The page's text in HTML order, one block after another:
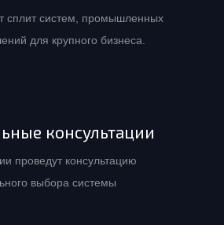
сплит систем, промышленных
для крупного бизнеса.
консультации
проведут консультацию
выбора системы